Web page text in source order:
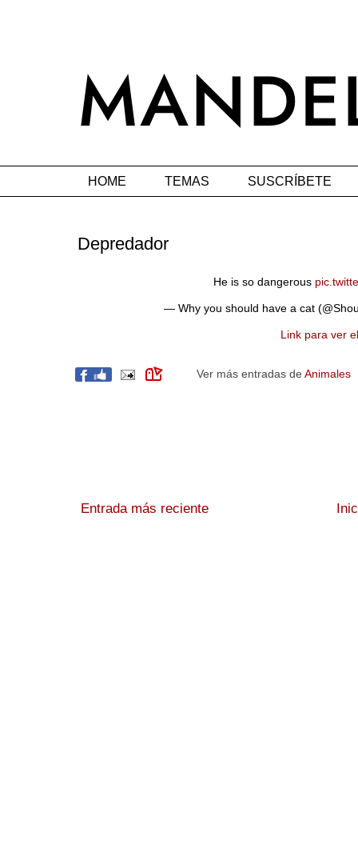
HOME TEMAS SUSCRÍBETE
Depredador
He is so dangerous
— Why you should have a cat
Link para ver
Ver más entradas de Animales
Entrada más reciente